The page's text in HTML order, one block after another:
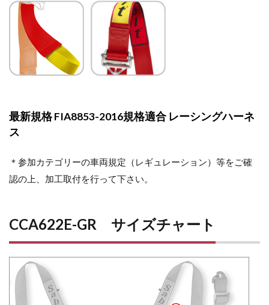
最新規格 FIA8853-2016規格適合 レーシングハーネ
ス
＊参加カテゴリーの車両規定（レギュレーション）等をご確
認の上、加工取付を行って下さい。
CCA622E-GR サイズチャート